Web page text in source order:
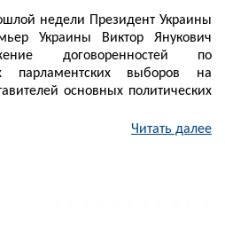
недели Президент Украины
Украины Виктор Янукович
договоренностей по
парламентских выборов на
основных политических
Читать далее